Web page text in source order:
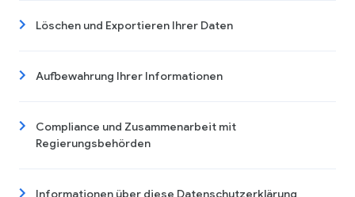
Löschen und Exportieren Ihrer Daten
Aufbewahrung Ihrer Informationen
Compliance und Zusammenarbeit mit
Regierungsbehörden
Informationen über diese Datenschutzerklärung